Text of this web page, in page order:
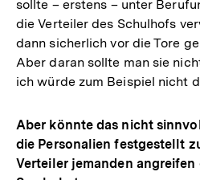
sollte – erstens – unter
die Verteiler des Schulhofs
dann sicherlich vor die Tore
Aber daran sollte man sie
ich würde zum Beispiel nicht
Aber könnte das nicht
die Personalien festgestellt
Verteiler jemanden